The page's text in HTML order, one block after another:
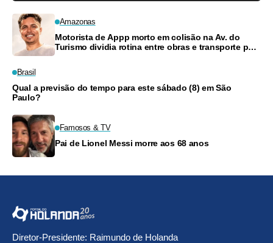
Amazonas
Motorista de Appp morto em colisão na Av. do
Turismo dividia rotina entre obras e transporte para
Brasil
Qual a previsão do tempo para este sábado (8) em São
Paulo?
Famosos & TV
Pai de Lionel Messi morre aos 68 anos
Diretor-Presidente: Raimundo de Holanda